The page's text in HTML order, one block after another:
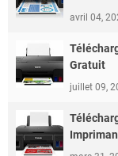
avril 04,
Gratuit
juillet 09,